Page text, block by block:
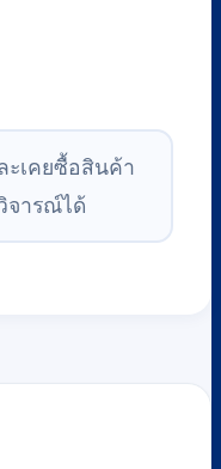
ะเคยซื้อสินค้า
จารณ์ได้